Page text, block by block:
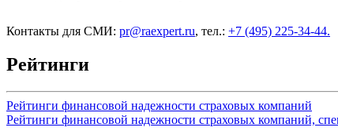
Контакты для СМИ: pr@raexpert.ru, тел.: +7 (495) 225-34-44.
Рейтинги
Рейтинги финансовой надежности страховых компаний
Рейтинги финансовой надежности страховых компаний,